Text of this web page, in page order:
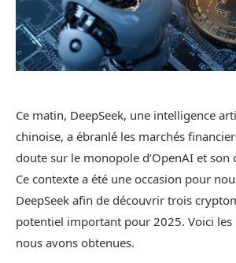
Ce matin, DeepSeek, une intelligence
chinoise, a ébranlé les marchés
doute sur le monopole d’OpenAI et son
Ce contexte a été une occasion pour
DeepSeek afin de découvrir trois
potentiel important pour 2025. Voici les
nous avons obtenues.